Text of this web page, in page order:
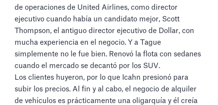
de operaciones de United Airlines, como director
ejecutivo cuando había un candidato mejor, Scott
Thompson, el antiguo director ejecutivo de Dollar, con
mucha experiencia en el negocio. Y a Tague
simplemente no le fue bien. Renovó la flota con sedanes
cuando el mercado se decantó por los SUV.
Los clientes huyeron, por lo que Icahn presionó para
subir los precios. Al fin y al cabo, el negocio de alquiler
de vehículos es prácticamente una oligarquía y él creía